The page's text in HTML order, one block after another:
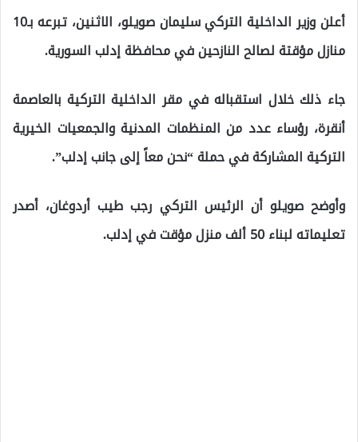
أعلن وزير الداخلية التركي سليمان صويلو، الاثنين، تبرعه بـ10
منازل مؤقتة لصالح النازحين في محافظة إدلب السورية.
جاء ذلك خلال استقباله في مقر الداخلية التركية بالعاصمة
أنقرة، رؤساء عدد من المنظمات المدنية والجمعيات الخيرية
التركية المشاركة في حملة “نحن معاً إلى جانب إدلب”.
وأوضح صويلو أن الرئيس التركي رجب طيب أردوغان، أصدر
تعليماته لبناء 50 ألف منزل مؤقت في إدلب.